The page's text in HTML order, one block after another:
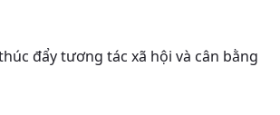
đẩy tương tác xã hội và cân bằng